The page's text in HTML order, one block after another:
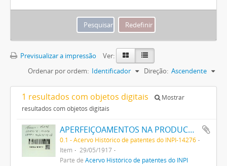
Previsualizar a impressão
Ver:
Ordenar por ordem: Identificador Direção: Ascendente
1 resultados com objetos digitais
Mostrar
resultados com objetos digitais
APERFEIÇOAMENTOS NA PRODUCÇÃO DE TINTAS OU CORES
0.1 - Acervo Histórico de patentes do INPI-14276
Item
29/05/1917
Parte de Acervo Histórico de patentes do INPI